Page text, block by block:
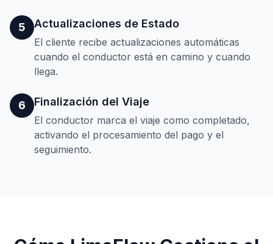
5 Actualizaciones de Estado
El cliente recibe actualizaciones automáticas
cuando el conductor está en camino y cuando
llega.
6 Finalización del Viaje
El conductor marca el viaje como completado,
activando el procesamiento del pago y el
seguimiento.